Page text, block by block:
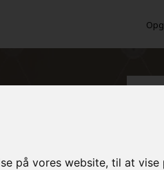
på vores website, til at